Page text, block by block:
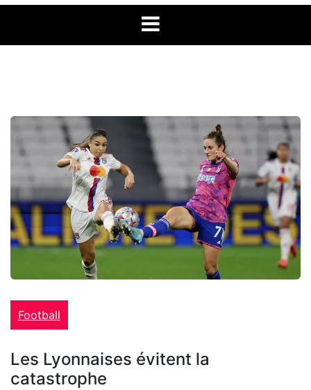
Football
Les Lyonnaises évitent la
catastrophe